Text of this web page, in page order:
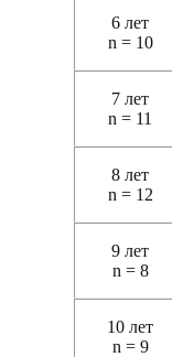
6 лет
n = 10
7 лет
n = 11
8 лет
n = 12
9 лет
n = 8
10 лет
n = 9